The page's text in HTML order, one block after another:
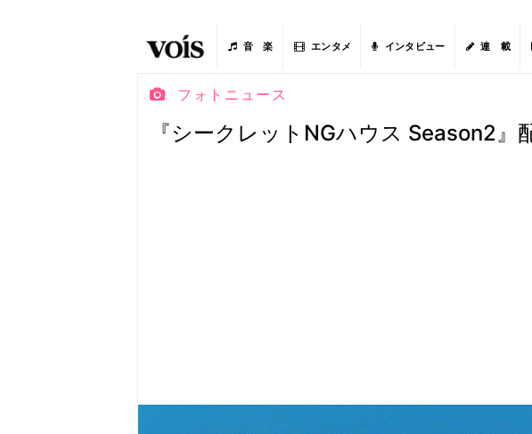
音 楽 エンタメ インタビュー 連 載
フォトニュース
『シークレットNGハウス Season2』